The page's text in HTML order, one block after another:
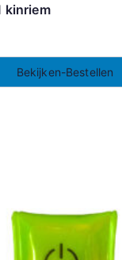
kinriem
Bekijken-Bestellen